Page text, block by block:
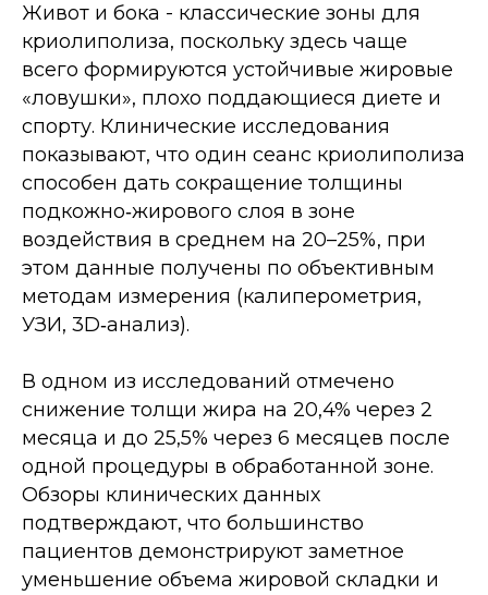
Живот и бока - классические зоны для
криолиполиза, поскольку здесь чаще
всего формируются устойчивые жировые
«ловушки», плохо поддающиеся диете и
спорту. Клинические исследования
показывают, что один сеанс криолиполиза
способен дать сокращение толщины
подкожно‑жирового слоя в зоне
воздействия в среднем на 20–25%, при
этом данные получены по объективным
методам измерения (калиперометрия,
УЗИ, 3D‑анализ).
В одном из исследований отмечено
снижение толщи жира на 20,4% через 2
месяца и до 25,5% через 6 месяцев после
одной процедуры в обработанной зоне.
Обзоры клинических данных
подтверждают, что большинство
пациентов демонстрируют заметное
уменьшение объема жировой складки и